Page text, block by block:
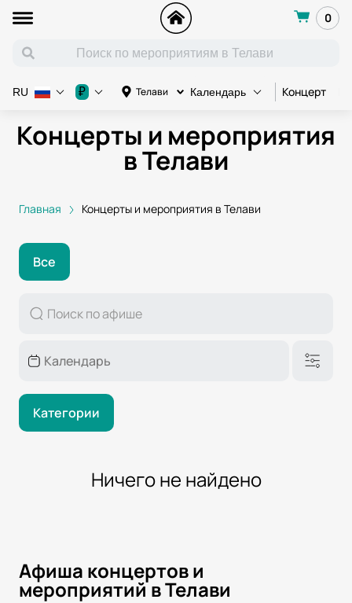
0
Телави Календарь Концерт
RU ₽
Концерты и мероприятия
в Телави
Главная Концерты и мероприятия в Телави
Все
Категории
Ничего не найдено
Афиша концертов и
мероприятий в Телави